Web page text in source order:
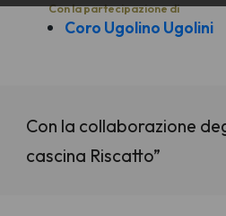
Con la partecipazione di
Coro Ugolino Ugolini
Con la collaborazione
cascina Riscatto”